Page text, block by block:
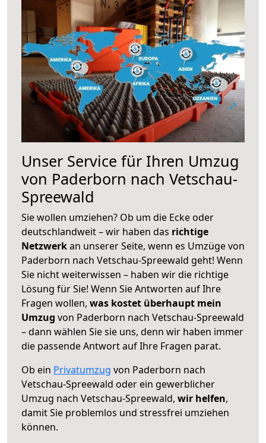
Unser Service für Ihren Umzug
von Paderborn nach Vetschau-
Spreewald
Sie wollen umziehen? Ob um die Ecke oder
deutschlandweit – wir haben das richtige
Netzwerkan unserer Seite, wenn es Umzüge von
Paderborn nach Vetschau-Spreewald geht! Wenn
Sie nicht weiterwissen – haben wir die richtige
Lösung für Sie! Wenn Sie Antworten auf Ihre
Fragen wollen, was kostet überhaupt mein
Umzug von Paderborn nach Vetschau-Spreewald
– dann wählen Sie sie uns, denn wir haben immer
die passende Antwort auf Ihre Fragen parat.
Ob ein Privatumzug von Paderborn nach
Vetschau-Spreewald oder ein gewerblicher
Umzug nach Vetschau-Spreewald, wir helfen,
damit Sie problemlos und stressfrei umziehen
können.